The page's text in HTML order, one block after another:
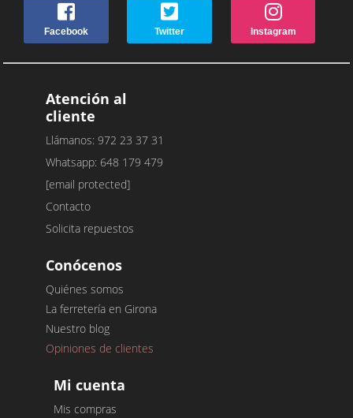
Facebook Twitter Instagram
Atención al
cliente
Llámanos: 972 23 37 31
Whatsapp: 648 179 479
[email protected]
Contacto
Solicita repuestos
Conócenos
Quiénes somos
La ferretería en Girona
Nuestro blog
Opiniones de clientes
Mi cuenta
Mis compras